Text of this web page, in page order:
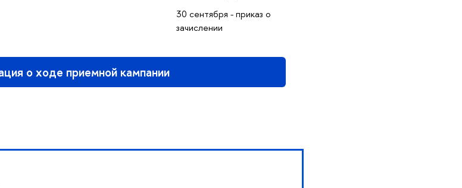
30 сентября - приказ о
зачислении
о ходе приемной кампании